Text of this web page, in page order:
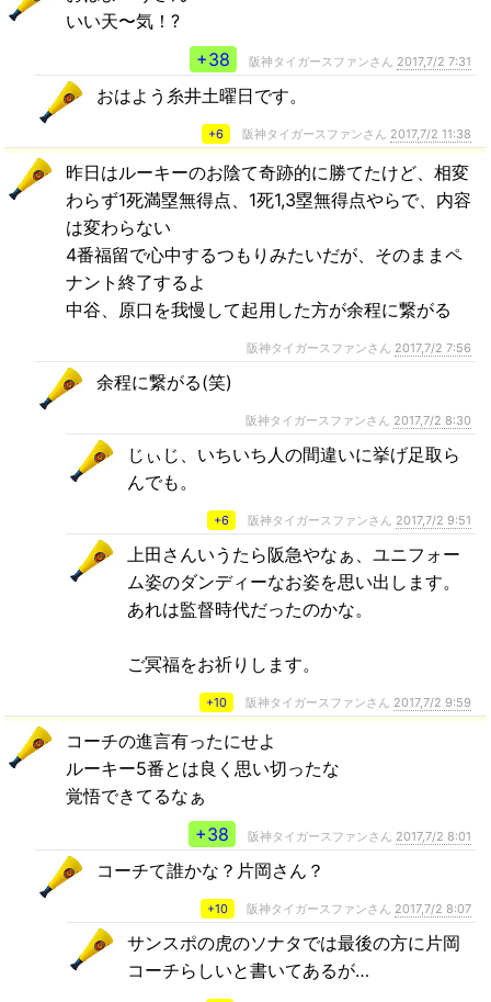
いい天〜気！?
+38
阪神タイガースファンさん 2017,7/2 7:31
おはよう糸井土曜日です。
+6 阪神タイガースファンさん 2017,7/2 11:38
昨日はルーキーのお陰て奇跡的に勝てたけど、相変
わらず1死満塁無得点、1死1,3塁無得点やらで、内容
は変わらない
4番福留で心中するつもりみたいだが、そのままペ
ナント終了するよ
中谷、原口を我慢して起用した方が余程に繋がる
阪神タイガースファンさん 2017,7/2 7:56
余程に繋がる(笑)
阪神タイガースファンさん 2017,7/2 8:30
じぃじ、いちいち人の間違いに挙げ足取ら
んでも。
+6 阪神タイガースファンさん 2017,7/2 9:51
上田さんいうたら阪急やなぁ、ユニフォー
ム姿のダンディーなお姿を思い出します。
あれは監督時代だったのかな。
ご冥福をお祈りします。
+10 阪神タイガースファンさん 2017,7/2 9:59
コーチの進言有ったにせよ
ルーキー5番とは良く思い切ったな
覚悟できてるなぁ
+38
阪神タイガースファンさん 2017,7/2 8:01
コーチて誰かな？片岡さん？
+10 阪神タイガースファンさん 2017,7/2 8:07
サンスポの虎のソナタでは最後の方に片岡
コーチらしいと書いてあるが…